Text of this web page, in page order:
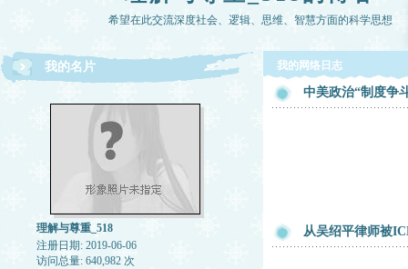
希望在此交流深度社会、逻辑、思维、智慧方面的科学思想
我的名片
理解与尊重_518
注册日期: 2019-06-06
访问总量: 640,982 次
我的网络日志
中美政治“制度争
从吴绍平律师被